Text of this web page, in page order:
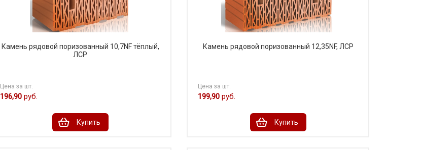
Камень рядовой поризованный 10,7NF тёплый,
ЛСР
Цена за шт.
196,90 руб.
Купить
Камень рядовой поризованный 12,35NF, ЛСР
Цена за шт.
199,90 руб.
Купить